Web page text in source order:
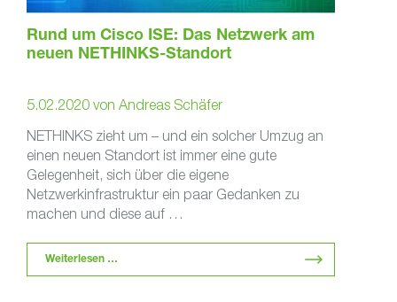
Rund um Cisco ISE: Das Netzwerk am
neuen NETHINKS-Standort
5.02.2020 von Andreas Schäfer
NETHINKS zieht um – und ein solcher Umzug an
einen neuen Standort ist immer eine gute
Gelegenheit, sich über die eigene
Netzwerkinfrastruktur ein paar Gedanken zu
machen und diese auf …
Weiterlesen …